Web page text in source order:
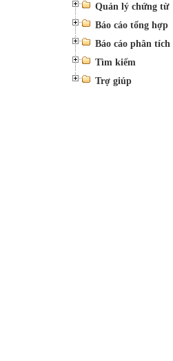
Quản lý chứng từ
Báo cáo tổng hợp
Báo cáo phân tích
Tìm kiếm
Trợ giúp